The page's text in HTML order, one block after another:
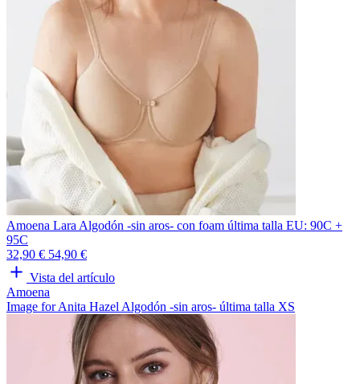
Amoena Lara Algodón -sin aros- con foam última talla EU: 90C +
95C
32,90 € 54,90 €
Vista del artículo
Amoena
Image for Anita Hazel Algodón -sin aros- última talla XS